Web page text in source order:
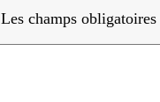
Les champs